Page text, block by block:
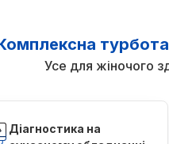
турбота
Усе для жіночого
Діагностика на